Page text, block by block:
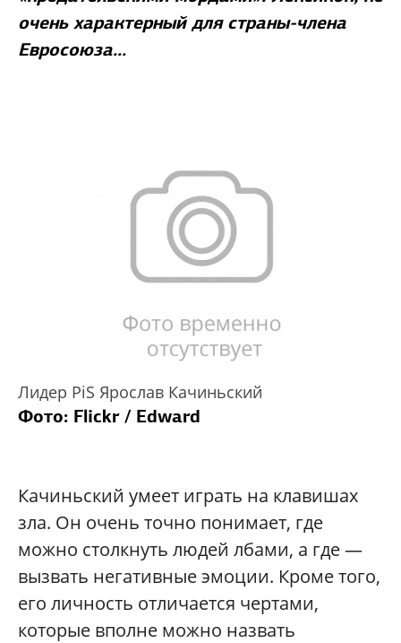
очень характерный для страны-члена
Евросоюза...
Лидер PiS Ярослав Качиньский
Фото: Flickr / Edward
Качиньский умеет играть на клавишах
зла. Он очень точно понимает, где
можно столкнуть людей лбами, а где —
вызвать негативные эмоции. Кроме того,
его личность отличается чертами,
которые вполне можно назвать